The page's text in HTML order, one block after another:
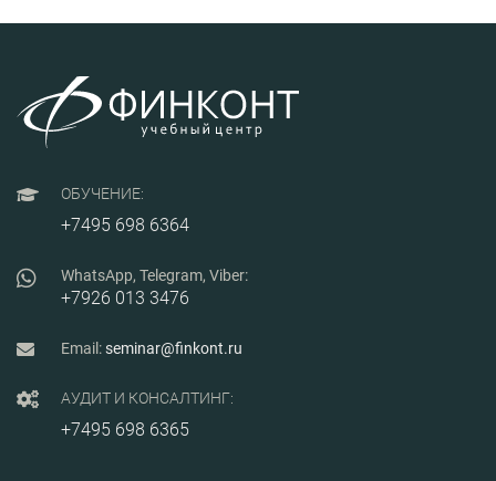
ОБУЧЕНИЕ:
+7495 698 6364
WhatsApp, Telegram, Viber:
+7926 013 3476
Email:seminar@finkont.ru
АУДИТ И КОНСАЛТИНГ:
+7495 698 6365